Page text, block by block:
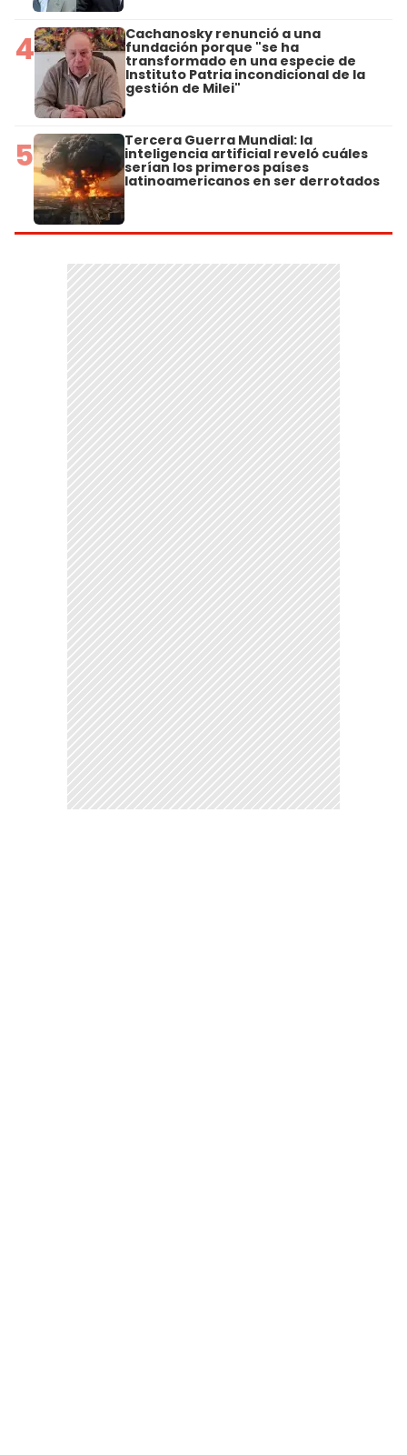
4 Cachanosky renunció a una
fundación porque "se ha
transformado en una especie de
Instituto Patria incondicional de la
gestión de Milei"
5 Tercera Guerra Mundial: la
inteligencia artificial reveló cuáles
serían los primeros países
latinoamericanos en ser derrotados